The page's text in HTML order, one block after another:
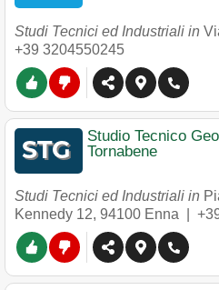
Studi Tecnici ed Industriali in
+39 3204550245
Studio Tecnico
Tornabene
Studi Tecnici ed Industriali in
Kennedy 12, 94100 Enna